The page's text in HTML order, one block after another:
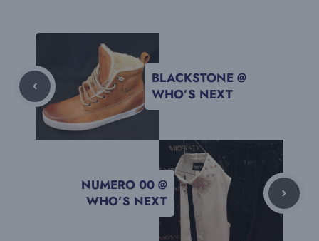
BLACKSTONE @
WHO’S NEXT
NUMERO 00 @
WHO’S NEXT